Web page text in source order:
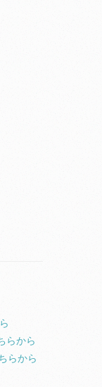
らから
らから